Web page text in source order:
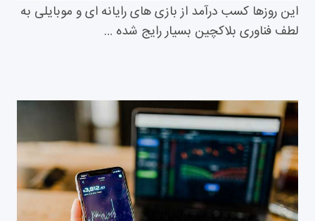
این روزها کسب درآمد از بازی های رایانه ای و موبایلی به
لطف فناوری بلاکچین بسیار رایج شده …